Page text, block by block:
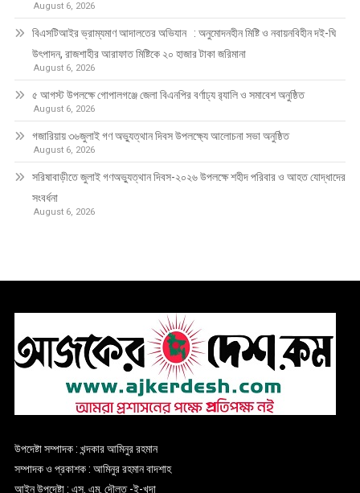
August 6, 2026
বিএসটিআইর ভ্রাম্যমাণ আদালতের অভিযান : অনুমোদনহীন মিষ্টি ও নবায়নবিহীন দই-ঘি
উৎপাদন, রাজশাহীর আরাফাত মিষ্টিকে ২০ হাজার টাকা জরিমানা
August 6, 2026
৫ আগস্ট উপলক্ষে গোপালগঞ্জে জেলা বিএনপির বর্ণাঢ্য র‍্যালি ও সমাবেশ অনুষ্ঠিত
August 6, 2026
গজারিয়ায় ৩৬জুলাই গণ অভ্যুত্থান দিবস উপলক্ষ্যে আলোচনা সভা অনুষ্ঠিত
August 6, 2026
সরিষাবাড়ীতে জুলাই গণঅভ্যুত্থান দিবস-২০২৬ উপলক্ষে শহীদ পরিবার ও আহত যোদ্ধাদের
সংবর্ধনা
August 6, 2026
উপদেষ্টা সম্পাদক : খন্দকার আমিনুর রহমান
সম্পাদক ও প্রকাশক : আমিনুর রহমান বাদশাহ
আইন উপদেষ্টা : এস. এম. দৌলত -ই-খুদা